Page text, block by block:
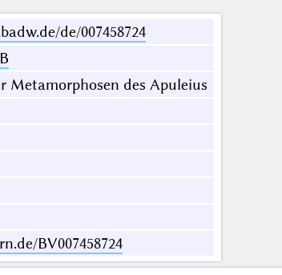
de/007458724
Metamorphosen des Apuleius
BV007458724